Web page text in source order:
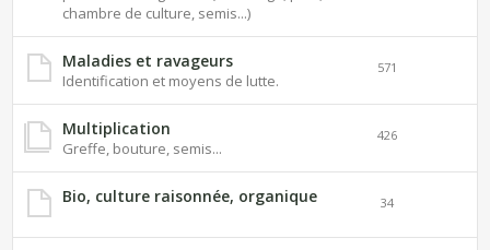
chambre de culture, semis...)
Maladies et ravageurs
Identification et moyens de lutte.
571
Multiplication
Greffe, bouture, semis...
426
Bio, culture raisonnée, organique 34